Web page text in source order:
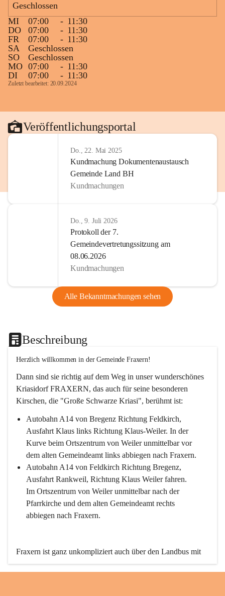
Geschlossen
MI
07:00 - 11:30
DO
07:00 - 11:30
FR
07:00 - 11:30
SA
Geschlossen
SO
Geschlossen
MO 07:00 - 11:30
DI
07:00 - 11:30
Zuletzt bearbeitet: 20.09.2024
Veröffentlichungsportal
Do., 22. Mai 2025
Kundmachung Dokumentenaustausch
Gemeinde Land BH
Kundmachungen
Do., 9. Juli 2026
Protokoll der 7.
Gemeindevertretungssitzung am
08.06.2026
Kundmachungen
Alle Bekanntmachungen sehen
Beschreibung
Herzlich willkommen in der Gemeinde Fraxern!
Dann sind sie richtig auf dem Weg in unser wunderschönes
Kriasidorf FRAXERN, das auch für seine besonderen
Kirschen, die "Große Schwarze Kriasi", berühmt ist:
Autobahn A14 von Bregenz Richtung Feldkirch,
Ausfahrt Klaus links Richtung Klaus-Weiler. In der
Kurve beim Ortszentrum von Weiler unmittelbar vor
dem alten Gemeindeamt links abbiegen nach Fraxern.
Autobahn A14 von Feldkirch Richtung Bregenz,
Ausfahrt Rankweil, Richtung Klaus Weiler fahren.
Im Ortszentrum von Weiler unmittelbar nach der
Pfarrkirche und dem alten Gemeindeamt rechts
abbiegen nach Fraxern.
Fraxern ist ganz unkompliziert auch über den Landbus mit
den öffentlichen Verkehrsmitteln zu erreichen. Die Linie